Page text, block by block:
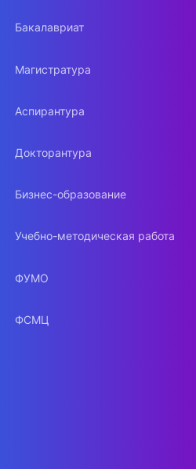
Бакалавриат
Магистратура
Аспирантура
Докторантура
Бизнес-образование
Учебно-методическая работа
ФУМО
ФСМЦ